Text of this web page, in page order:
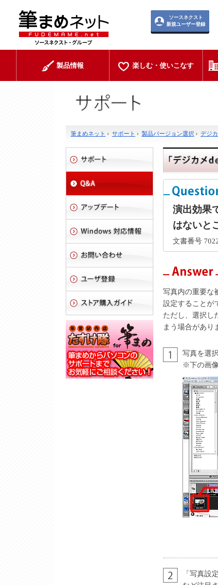
ソースネクスト
新規ユーザー登録
製品情報 楽しむ・使いこなす
筆まめネット › サポート › 製品バージョン選択 › デジ
演出効果
はないと
文書番号
写真内の重要な
設定することが
ただし、選択し
まう場合があり
写真を選
※下の画
「写真設